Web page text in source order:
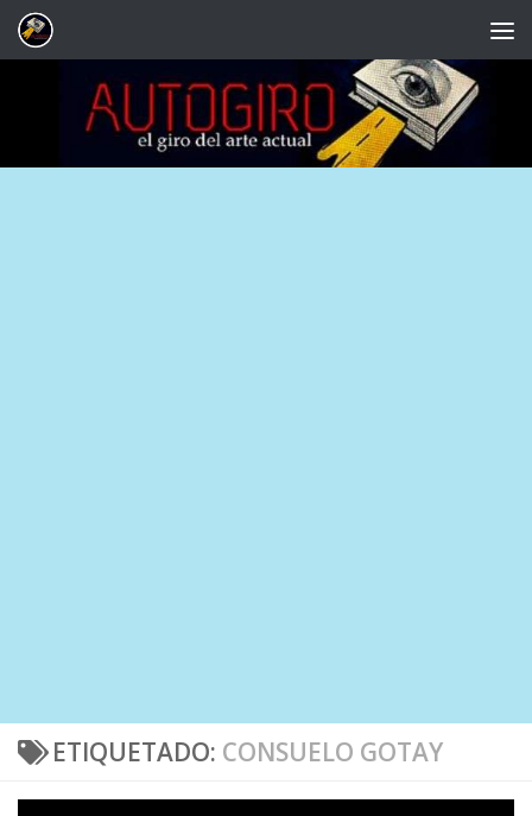
Saltar al contenido
ETIQUETADO: CONSUELO GOTAY